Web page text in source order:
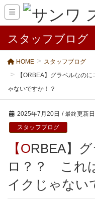
スタッフブログ
HOME
スタッフブログ
【ORBEA】グラベルなの
ゃないですか！？
2025年7月20日 / 最終更新
スタッフブログ
【ORBEA】グラベルなのにエア
ロ？？ これ
イクじゃない